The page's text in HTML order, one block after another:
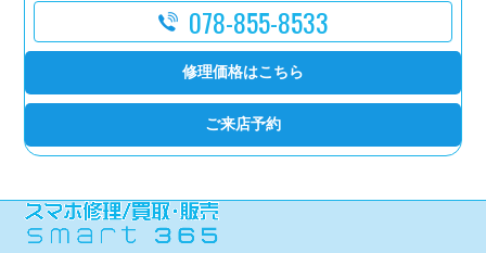
078-855-8533
修理価格はこちら
ご来店予約